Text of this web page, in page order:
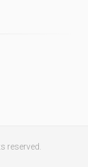
reserved.